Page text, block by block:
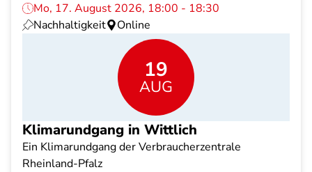
Mo, 17. August 2026, 18:00 - 18:30
Nachhaltigkeit
Online
19
AUG
Klimarundgang in Wittlich
Ein Klimarundgang der Verbraucherzentrale
Rheinland-Pfalz